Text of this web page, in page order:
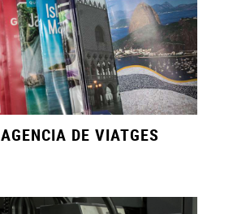
AGENCIA DE VIATGES